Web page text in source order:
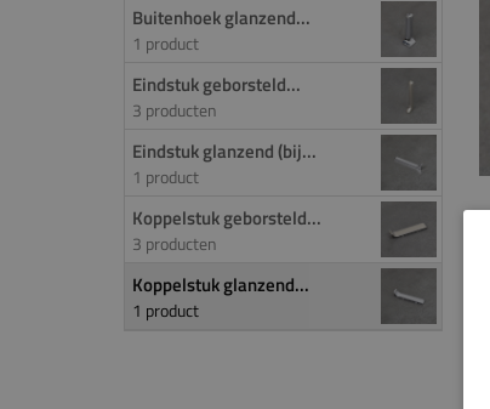
Buitenhoek glanzend...
1 product
Eindstuk geborsteld...
3 producten
Eindstuk glanzend (bij...
1 product
Koppelstuk geborsteld...
3 producten
Koppelstuk glanzend...
1 product